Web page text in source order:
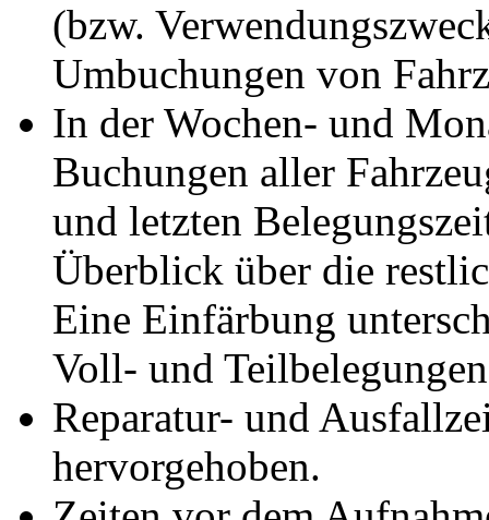
(bzw.
Umbuchungen von
In der Wochen- und
Buchungen aller
und letzten
Überblick über die
Eine Einfärbung
Voll- und
Reparatur- und
hervorgehoben.